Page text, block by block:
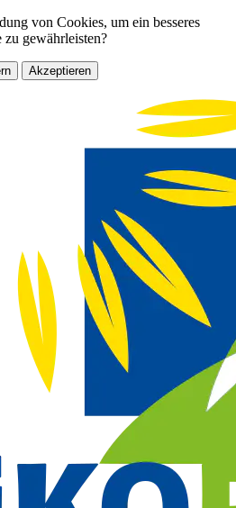
von Cookies, um ein besseres
zu gewährleisten?
Akzeptieren